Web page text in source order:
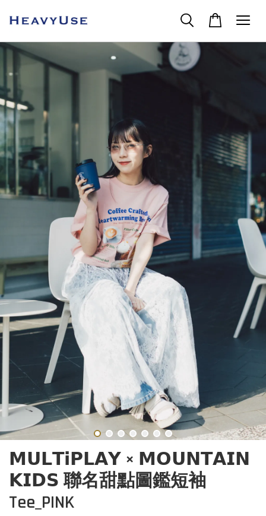
𝗠𝗨𝗟𝗧𝗶𝗣𝗟𝗔𝗬 × 𝗠𝗢𝗨𝗡𝗧𝗔𝗜𝗡
𝗞𝗜𝗗𝗦 聯名甜點圖鑑短袖
Tee_PINK